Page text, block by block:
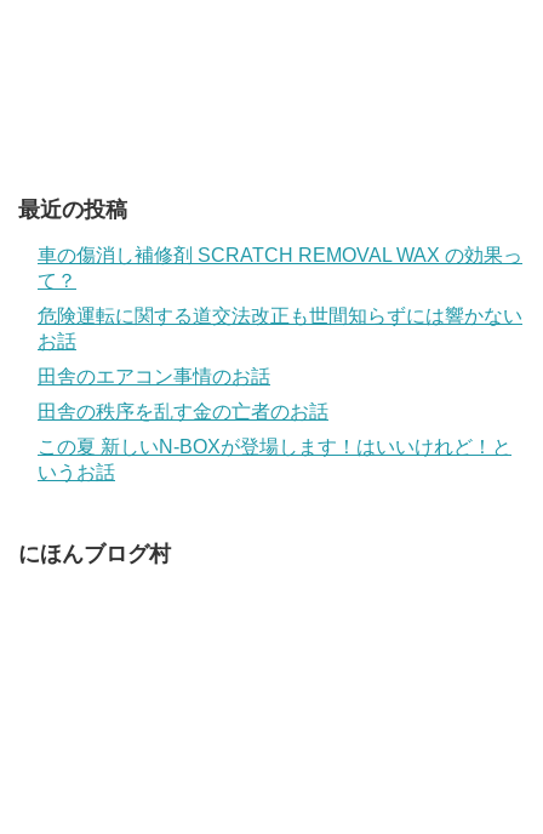
最近の投稿
車の傷消し補修剤 SCRATCH REMOVAL WAX の効果っ
て？
危険運転に関する道交法改正も世間知らずには響かない
お話
田舎のエアコン事情のお話
田舎の秩序を乱す金の亡者のお話
この夏 新しいN-BOXが登場します！はいいけれど！と
いうお話
にほんブログ村